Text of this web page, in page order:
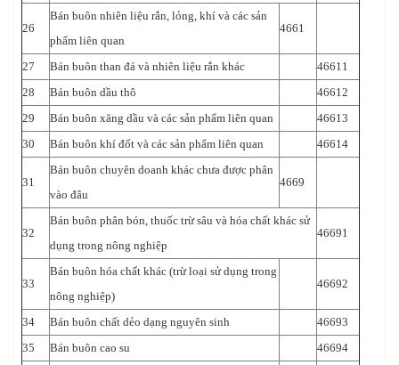
26
Bán buôn nhiên liệu rắn, lỏng, khí và các sản
phẩm liên quan
4661
27 Bán buôn than đá và nhiên liệu rắn khác
46611
28
Bán buôn dầu thô
46612
29
Bán buôn xăng dầu và các sản phẩm liên quan
46613
30
Bán buôn khí đốt và các sản phẩm liên quan 46614
31
Bán buôn chuyên doanh khác chưa được phân
vào đâu
4669
32
Bán buôn phân bón, thuốc trừ sâu và hóa chất khác sử
dụng trong nông nghiệp
46691
33
Bán buôn hóa chất khác (trừ loại sử dụng trong
nông nghiệp)
46692
34 Bán buôn chất dẻo dạng nguyên sinh
46693
35
Bán buôn cao su
46694